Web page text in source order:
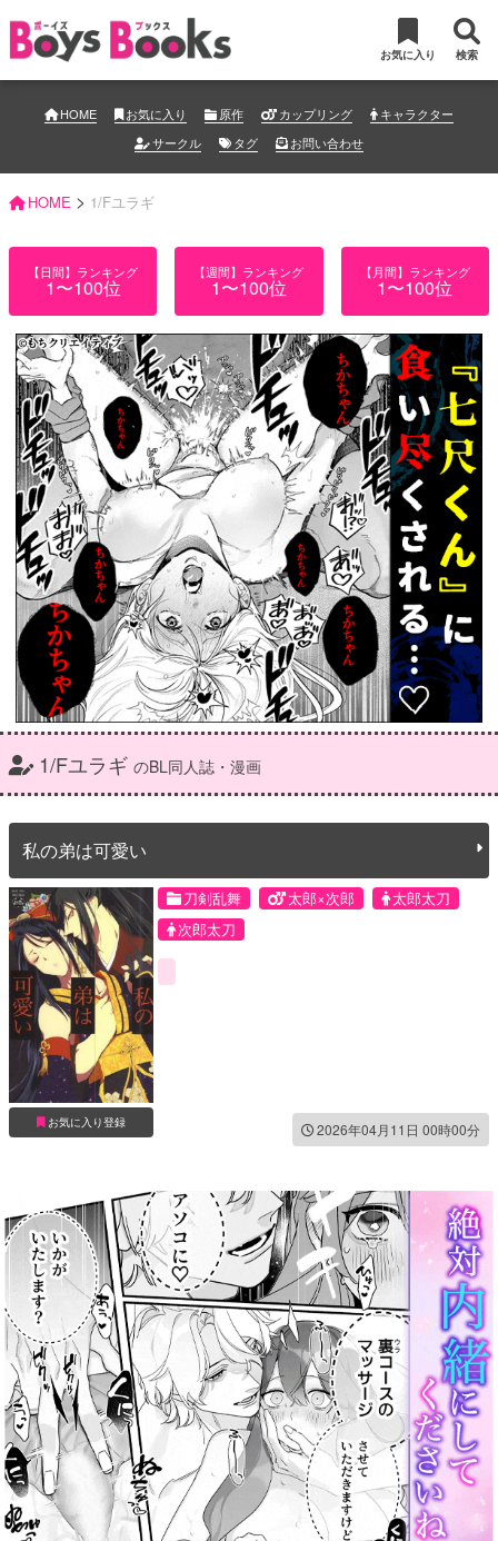
お気に入り 検索
HOME お気に入り 原作 カップリング
キャラクター
サークル
タグ お問い合わせ
HOME > 1/Fユラギ
【日間】ランキング
1〜100位
【週間】ランキング
1〜100位
【月間】ランキング
1〜100位
1/Fユラギ のBL同人誌・漫画
私の弟は可愛い
お気に入り登録
刀剣乱舞 太郎×次郎
太郎太刀
次郎太刀
2026年04月11日 00時00分